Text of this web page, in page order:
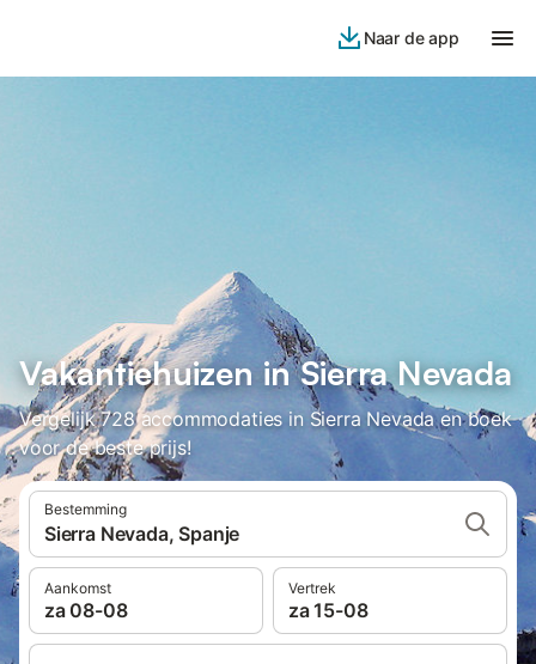
Naar de app
Vakantiehuizen in Sierra Nevada
Vergelijk 728 accommodaties in Sierra Nevada en boek
voor de beste prijs!
Bestemming
Sierra Nevada, Spanje
Aankomst
za 08-08
Vertrek
za 15-08